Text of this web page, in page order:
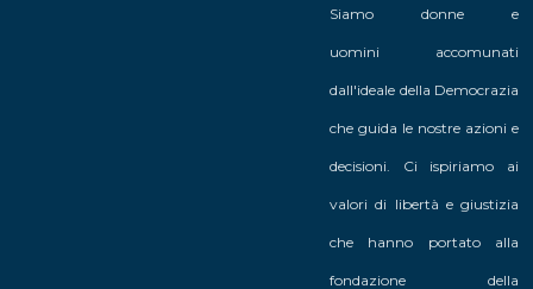
Siamo donne e
uomini accomunati
dall'ideale della Democrazia
che guida le nostre azioni e
decisioni. Ci ispiriamo ai
valori di libertà e giustizia
che hanno portato alla
fondazione della